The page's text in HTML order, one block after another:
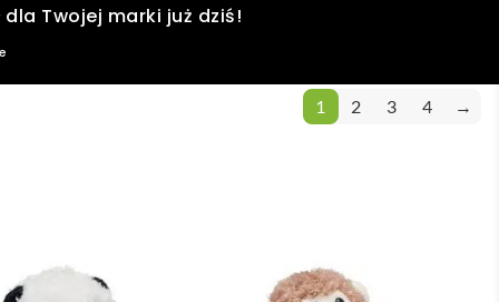
Twojej marki już dziś!
1 2 3 4 →